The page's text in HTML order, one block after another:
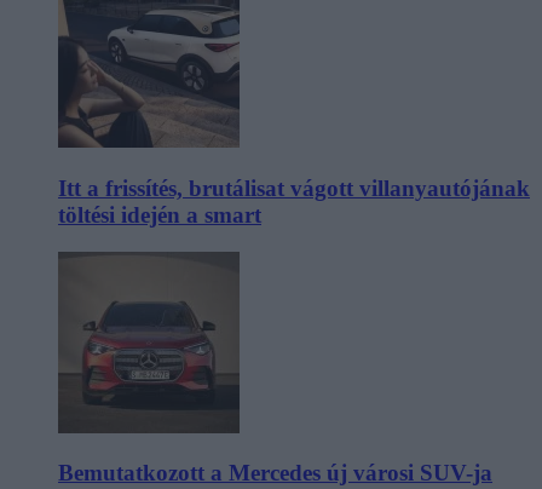
Itt a frissítés, brutálisat vágott villanyautójának
töltési idején a smart
Bemutatkozott a Mercedes új városi SUV-ja